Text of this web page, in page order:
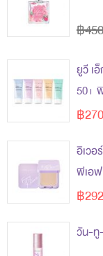
฿
ยูวี เ
50+
฿
อิเวอ
พีเอ
฿
วัน-ทู